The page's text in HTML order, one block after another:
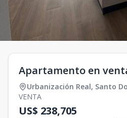
Apartamento en
Urbanización Real, Santo
VENTA
US$ 238,705